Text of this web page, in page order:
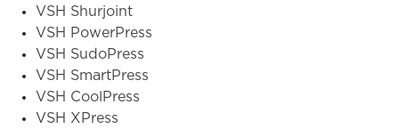
VSH Shurjoint
VSH PowerPress
VSH SudoPress
VSH SmartPress
VSH CoolPress
VSH XPress